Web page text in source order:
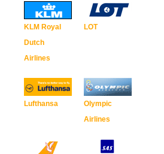
KLM Royal
Dutch
Airlines
LOT
Lufthansa
Olympic
Airlines